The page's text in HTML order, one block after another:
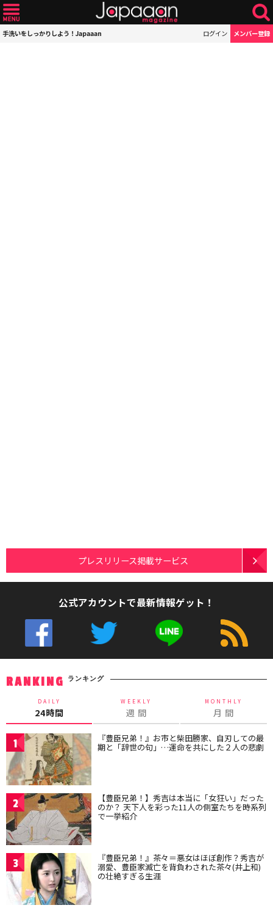
手洗いをしっかりしよう！Japaaan ログイン メンバー登録
プレスリリース掲載サービス
公式アカウントで最新情報ゲット！
RANKING ランキング
DAILY
24時間
WEEKLY
週 間
MONTHLY
月 間
1 『豊臣兄弟！』お市と柴田勝家、自刃しての最
期と「辞世の句」…運命を共にした２人の悲劇
2 【豊臣兄弟！】秀吉は本当に「女狂い」だった
のか？ 天下人を彩った11人の側室たちを時系列
で一挙紹介
3 『豊臣兄弟！』茶々＝悪女はほぼ創作？秀吉が
溺愛、豊臣家滅亡を背負わされた茶々(井上和)
の壮絶すぎる生涯